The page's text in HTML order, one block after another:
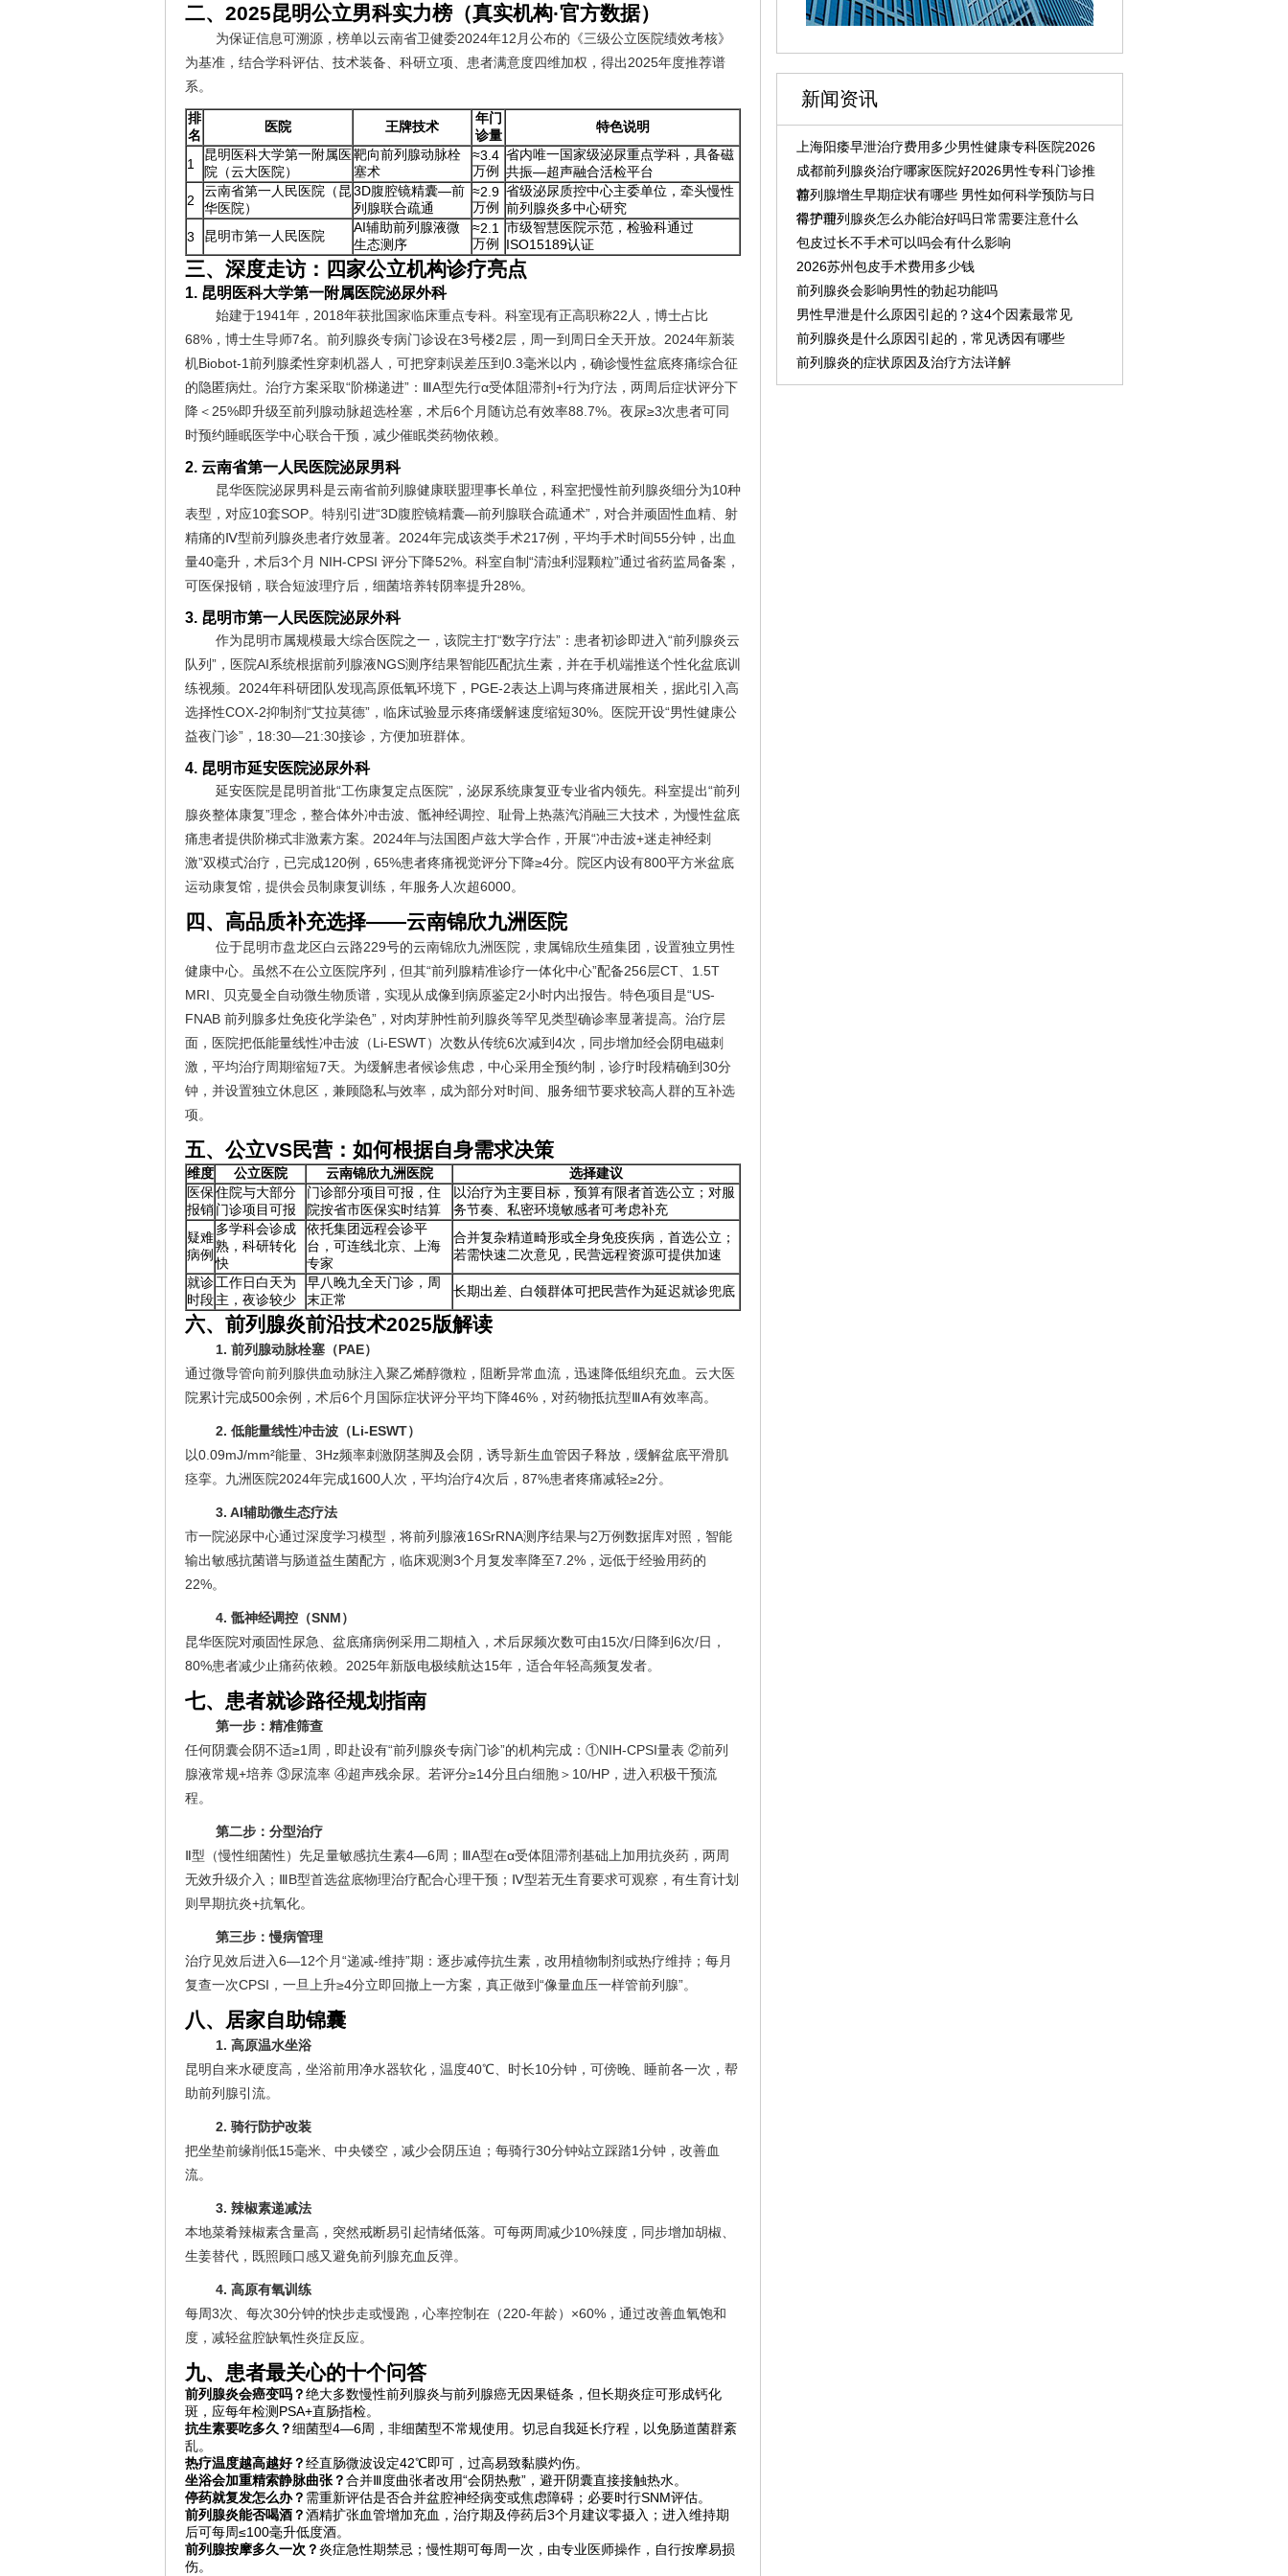
二、2025昆明公立男科实力榜（真实机构·官方数据）
为保证信息可溯源，榜单以云南省卫健委2024年12月公布的《三级公立医院绩效考核》
为基准，结合学科评估、技术装备、科研立项、患者满意度四维加权，得出2025年度推荐谱
系。
排
名
医院 王牌技术
年门
诊量
特色说明
1
昆明医科大学第一附属医
院（云大医院）
靶向前列腺动脉栓
塞术
≈3.4
万例
省内唯一国家级泌尿重点学科，具备磁
共振—超声融合活检平台
2
云南省第一人民医院（昆
华医院）
3D腹腔镜精囊—前
列腺联合疏通
≈2.9
万例
省级泌尿质控中心主委单位，牵头慢性
前列腺炎多中心研究
3
昆明市第一人民医院
AI辅助前列腺液微
生态测序
≈2.1
万例
市级智慧医院示范，检验科通过
ISO15189认证
三、深度走访：四家公立机构诊疗亮点
1. 昆明医科大学第一附属医院泌尿外科
始建于1941年，2018年获批国家临床重点专科。科室现有正高职称22人，博士占比
68%，博士生导师7名。前列腺炎专病门诊设在3号楼2层，周一到周日全天开放。2024年新装
机Biobot-1前列腺柔性穿刺机器人，可把穿刺误差压到0.3毫米以内，确诊慢性盆底疼痛综合征
的隐匿病灶。治疗方案采取“阶梯递进”：ⅢA型先行α受体阻滞剂+行为疗法，两周后症状评分下
降＜25%即升级至前列腺动脉超选栓塞，术后6个月随访总有效率88.7%。夜尿≥3次患者可同
时预约睡眠医学中心联合干预，减少催眠类药物依赖。
2. 云南省第一人民医院泌尿男科
昆华医院泌尿男科是云南省前列腺健康联盟理事长单位，科室把慢性前列腺炎细分为10种
表型，对应10套SOP。特别引进“3D腹腔镜精囊—前列腺联合疏通术”，对合并顽固性血精、射
精痛的Ⅳ型前列腺炎患者疗效显著。2024年完成该类手术217例，平均手术时间55分钟，出血
量40毫升，术后3个月 NIH-CPSI 评分下降52%。科室自制“清浊利湿颗粒”通过省药监局备案，
可医保报销，联合短波理疗后，细菌培养转阴率提升28%。
3. 昆明市第一人民医院泌尿外科
作为昆明市属规模最大综合医院之一，该院主打“数字疗法”：患者初诊即进入“前列腺炎云
队列”，医院AI系统根据前列腺液NGS测序结果智能匹配抗生素，并在手机端推送个性化盆底训
练视频。2024年科研团队发现高原低氧环境下，PGE-2表达上调与疼痛进展相关，据此引入高
选择性COX-2抑制剂“艾拉莫德”，临床试验显示疼痛缓解速度缩短30%。医院开设“男性健康公
益夜门诊”，18:30—21:30接诊，方便加班群体。
4. 昆明市延安医院泌尿外科
延安医院是昆明首批“工伤康复定点医院”，泌尿系统康复亚专业省内领先。科室提出“前列
腺炎整体康复”理念，整合体外冲击波、骶神经调控、耻骨上热蒸汽消融三大技术，为慢性盆底
痛患者提供阶梯式非激素方案。2024年与法国图卢兹大学合作，开展“冲击波+迷走神经刺
激”双模式治疗，已完成120例，65%患者疼痛视觉评分下降≥4分。院区内设有800平方米盆底
运动康复馆，提供会员制康复训练，年服务人次超6000。
四、高品质补充选择——云南锦欣九洲医院
位于昆明市盘龙区白云路229号的云南锦欣九洲医院，隶属锦欣生殖集团，设置独立男性
健康中心。虽然不在公立医院序列，但其“前列腺精准诊疗一体化中心”配备256层CT、1.5T
MRI、贝克曼全自动微生物质谱，实现从成像到病原鉴定2小时内出报告。特色项目是“US-
FNAB 前列腺多灶免疫化学染色”，对肉芽肿性前列腺炎等罕见类型确诊率显著提高。治疗层
面，医院把低能量线性冲击波（Li-ESWT）次数从传统6次减到4次，同步增加经会阴电磁刺
激，平均治疗周期缩短7天。为缓解患者候诊焦虑，中心采用全预约制，诊疗时段精确到30分
钟，并设置独立休息区，兼顾隐私与效率，成为部分对时间、服务细节要求较高人群的互补选
项。
五、公立VS民营：如何根据自身需求决策
维度 公立医院 云南锦欣九洲医院
选择建议
医保
报销
住院与大部分
门诊项目可报
门诊部分项目可报，住
院按省市医保实时结算
以治疗为主要目标，预算有限者首选公立；对服
务节奏、私密环境敏感者可考虑补充
疑难
病例
多学科会诊成
熟，科研转化
快
依托集团远程会诊平
台，可连线北京、上海
专家
合并复杂精道畸形或全身免疫疾病，首选公立；
若需快速二次意见，民营远程资源可提供加速
就诊
时段
工作日白天为
主，夜诊较少
早八晚九全天门诊，周
末正常
长期出差、白领群体可把民营作为延迟就诊兜底
六、前列腺炎前沿技术2025版解读
1. 前列腺动脉栓塞（PAE）
通过微导管向前列腺供血动脉注入聚乙烯醇微粒，阻断异常血流，迅速降低组织充血。云大医
院累计完成500余例，术后6个月国际症状评分平均下降46%，对药物抵抗型ⅢA有效率高。
2. 低能量线性冲击波（Li-ESWT）
以0.09mJ/mm²能量、3Hz频率刺激阴茎脚及会阴，诱导新生血管因子释放，缓解盆底平滑肌
痉挛。九洲医院2024年完成1600人次，平均治疗4次后，87%患者疼痛减轻≥2分。
3. AI辅助微生态疗法
市一院泌尿中心通过深度学习模型，将前列腺液16SrRNA测序结果与2万例数据库对照，智能
输出敏感抗菌谱与肠道益生菌配方，临床观测3个月复发率降至7.2%，远低于经验用药的
22%。
4. 骶神经调控（SNM）
昆华医院对顽固性尿急、盆底痛病例采用二期植入，术后尿频次数可由15次/日降到6次/日，
80%患者减少止痛药依赖。2025年新版电极续航达15年，适合年轻高频复发者。
七、患者就诊路径规划指南
第一步：精准筛查
任何阴囊会阴不适≥1周，即赴设有“前列腺炎专病门诊”的机构完成：①NIH-CPSI量表 ②前列
腺液常规+培养 ③尿流率 ④超声残余尿。若评分≥14分且白细胞＞10/HP，进入积极干预流
程。
第二步：分型治疗
Ⅱ型（慢性细菌性）先足量敏感抗生素4—6周；ⅢA型在α受体阻滞剂基础上加用抗炎药，两周
无效升级介入；ⅢB型首选盆底物理治疗配合心理干预；Ⅳ型若无生育要求可观察，有生育计划
则早期抗炎+抗氧化。
第三步：慢病管理
治疗见效后进入6—12个月“递减-维持”期：逐步减停抗生素，改用植物制剂或热疗维持；每月
复查一次CPSI，一旦上升≥4分立即回撤上一方案，真正做到“像量血压一样管前列腺”。
八、居家自助锦囊
1. 高原温水坐浴
昆明自来水硬度高，坐浴前用净水器软化，温度40℃、时长10分钟，可傍晚、睡前各一次，帮
助前列腺引流。
2. 骑行防护改装
把坐垫前缘削低15毫米、中央镂空，减少会阴压迫；每骑行30分钟站立踩踏1分钟，改善血
流。
3. 辣椒素递减法
本地菜肴辣椒素含量高，突然戒断易引起情绪低落。可每两周减少10%辣度，同步增加胡椒、
生姜替代，既照顾口感又避免前列腺充血反弹。
4. 高原有氧训练
每周3次、每次30分钟的快步走或慢跑，心率控制在（220-年龄）×60%，通过改善血氧饱和
度，减轻盆腔缺氧性炎症反应。
九、患者最关心的十个问答
前列腺炎会癌变吗？绝大多数慢性前列腺炎与前列腺癌无因果链条，但长期炎症可形成钙化
斑，应每年检测PSA+直肠指检。
抗生素要吃多久？细菌型4—6周，非细菌型不常规使用。切忌自我延长疗程，以免肠道菌群紊
乱。
热疗温度越高越好？经直肠微波设定42℃即可，过高易致黏膜灼伤。
坐浴会加重精索静脉曲张？合并Ⅲ度曲张者改用“会阴热敷”，避开阴囊直接接触热水。
停药就复发怎么办？ 需重新评估是否合并盆腔神经病变或焦虑障碍；必要时行SNM评估。
前列腺炎能否喝酒？酒精扩张血管增加充血，治疗期及停药后3个月建议零摄入；进入维持期
后可每周≤100毫升低度酒。
前列腺按摩多久一次？炎症急性期禁忌；慢性期可每周一次，由专业医师操作，自行按摩易损
伤。
新闻资讯
上海阳痿早泄治疗费用多少男性健康专科医院2026
成都前列腺炎治疗哪家医院好2026男性专科门诊推
荐
前列腺增生早期症状有哪些 男性如何科学预防与日
常护理
得了前列腺炎怎么办能治好吗日常需要注意什么
包皮过长不手术可以吗会有什么影响
2026苏州包皮手术费用多少钱
前列腺炎会影响男性的勃起功能吗
男性早泄是什么原因引起的？这4个因素最常见
前列腺炎是什么原因引起的，常见诱因有哪些
前列腺炎的症状原因及治疗方法详解